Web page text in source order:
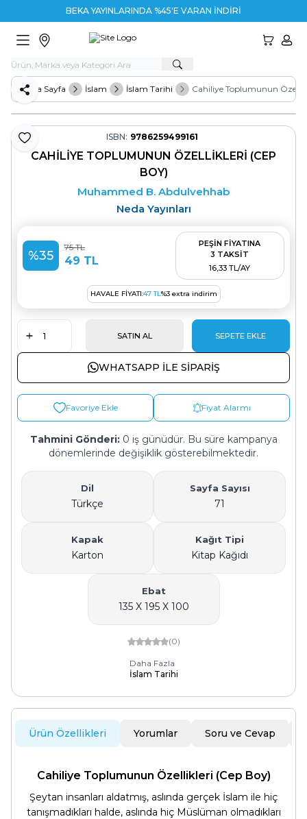
BEKA YAYINLARINDA %45'E VARAN İNDİRİM
Ana Sayfa İslam İslam Tarihi Cahiliye Toplumunun
Favoriye Ekle
Paylaş
ISBN: 9786259499161
CAHILIYE TOPLUMUNUN ÖZELLIKLERI (CEP
BOY)
Muhammed B. Abdulvehhab
Neda Yayınları
%35
75TL
49 TL
PEŞİN FİYATINA
3 TAKSİT
16,33 TL/AY
HAVALE FIYATI:47TL%3extra indirim
SATIN AL SEPETE EKLE
WHATSAPP ILE SIPARIŞ
Favoriye Ekle Fiyat Alarmı
Tahmini Gönderi:0 iş günüdür. Bu süre kampanya
dönemlerinde değişiklik gösterebilmektedir.
Dil
Türkçe
Sayfa Sayısı
71
Kapak
Karton
Kağıt Tipi
Kitap Kağıdı
Ebat
135 X 195 X 100
(0)
Daha Fazla
İslam Tarihi
Ürün Özellikleri Yorumlar Soru ve Cevap
Cahiliye Toplumunun Özellikleri (Cep Boy)
Şeytan insanları aldatmış, aslında gerçek İslam ile hiç
tanışmadıkları halde, aslında hiç Müslüman olmadıkları